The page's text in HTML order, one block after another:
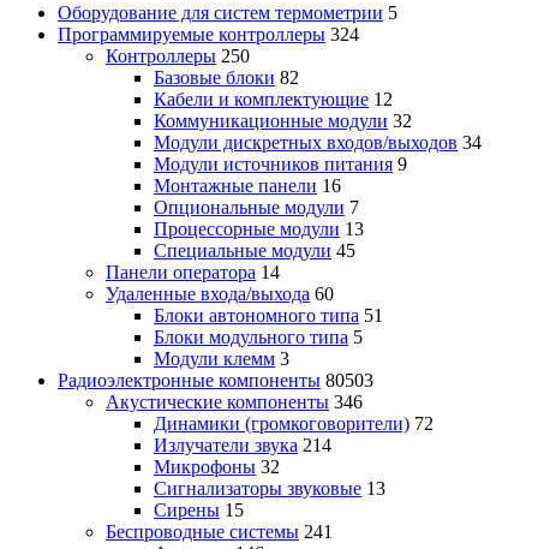
Оборудование для систем термометрии 5
Программируемые контроллеры 324
Контроллеры 250
Базовые блоки 82
Кабели и комплектующие 12
Коммуникационные модули 32
Модули дискретных входов/выходов 34
Модули источников питания 9
Монтажные панели 16
Опциональные модули 7
Процессорные модули 13
Специальные модули 45
Панели оператора 14
Удаленные входа/выхода 60
Блоки автономного типа 51
Блоки модульного типа 5
Модули клемм 3
Радиоэлектронные компоненты 80503
Акустические компоненты 346
Динамики (громкоговорители) 72
Излучатели звука 214
Микрофоны 32
Сигнализаторы звуковые 13
Сирены 15
Беспроводные системы 241